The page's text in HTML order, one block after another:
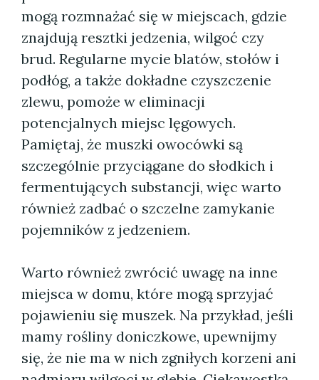
mogą rozmnażać się w miejscach, gdzie
znajdują resztki jedzenia, wilgoć czy
brud. Regularne mycie blatów, stołów i
podłóg, a także dokładne czyszczenie
zlewu, pomoże w eliminacji
potencjalnych miejsc lęgowych.
Pamiętaj, że muszki owocówki są
szczególnie przyciągane do słodkich i
fermentujących substancji, więc warto
również zadbać o szczelne zamykanie
pojemników z jedzeniem.
Warto również zwrócić uwagę na inne
miejsca w domu, które mogą sprzyjać
pojawieniu się muszek. Na przykład, jeśli
mamy rośliny doniczkowe, upewnijmy
się, że nie ma w nich zgniłych korzeni ani